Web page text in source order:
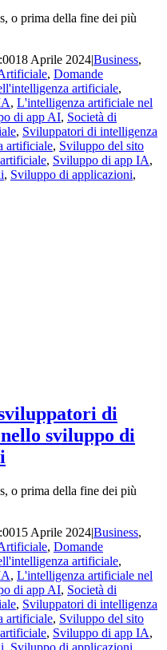
o prima della fine dei più
18 Aprile 2024|Business,
, Domande
artificiale,
, L'intelligenza artificiale nel
di app AI, Società di
, Sviluppatori di intelligenza
artificiale, Sviluppo del sito
, Sviluppo di app IA,
, Sviluppo di applicazioni,
di
sviluppo di
o prima della fine dei più
15 Aprile 2024|Business,
, Domande
artificiale,
, L'intelligenza artificiale nel
di app AI, Società di
, Sviluppatori di intelligenza
artificiale, Sviluppo del sito
, Sviluppo di app IA,